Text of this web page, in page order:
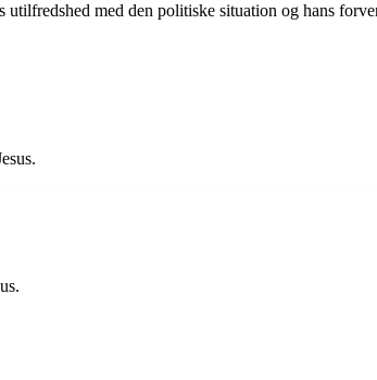
med den politiske situation og hans